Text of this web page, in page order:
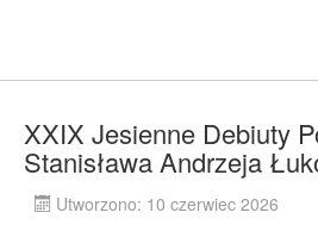
XXIX Jesienne Debiuty
Stanisława Andrzeja
Utworzono: 10 czerwiec 2026